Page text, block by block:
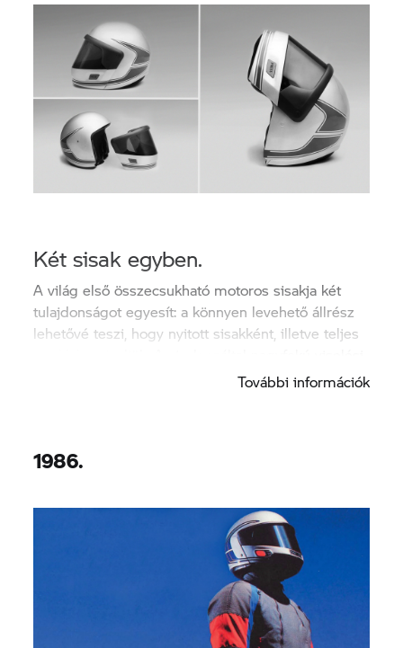
Két sisak egyben.
A világ első összecsukható motoros sisakja két
tulajdonságot egyesít: a könnyen levehető állrész
lehetővé teszi, hogy nyitott sisakként, illetve teljes
és üzemelési komfortot biztosít.További információk
1986.